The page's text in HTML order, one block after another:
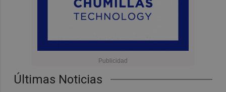
Últimas Noticias